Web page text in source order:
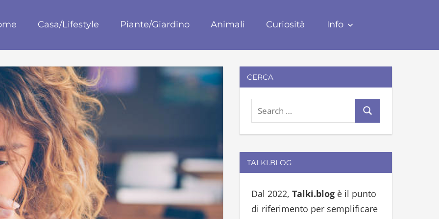
Casa/Lifestyle Piante/Giardino Animali Curiosità Info
CERCA
e
a
r
c
f
o
e
c
TALKI.BLOG
Dal 2022, Talki.blogè il punto
di riferimento per semplificare